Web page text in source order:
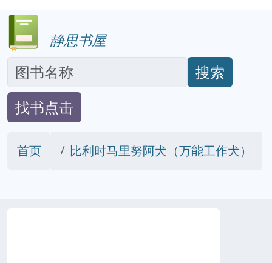
静思书屋
搜索
找书点击
首页 比利时马里努阿犬（万能工作犬）